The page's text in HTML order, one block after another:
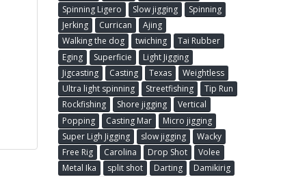
Spinning Ligero
Slow jigging
Spinning
Jerking
Currican
Ajing
Walking the dog
twiching
Tai Rubber
Eging
Superficie
Light Jigging
Jigcasting
Casting Texas
Weightless
Ultra light spinning
Streetfishing
Tip Run
Rockfishing
Shore jigging
Vertical
Popping
Casting Mar
Micro jigging
Super Ligh Jigging
slow jigging
Wacky
Free Rig
Carolina Drop Shot
Volee
Metal Ika
split shot Darting
Damikirig